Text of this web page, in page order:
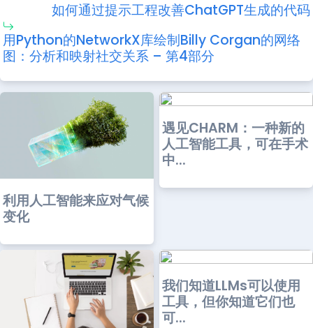
如何通过提示工程改善ChatGPT生成的代码
用Python的NetworkX库绘制Billy Corgan的网络
图：分析和映射社交关系 – 第4部分
利用人工智能来应对气候
变化
遇见CHARM：一种新的
人工智能工具，可在手术
中...
我们知道LLMs可以使用
工具，但你知道它们也
可...